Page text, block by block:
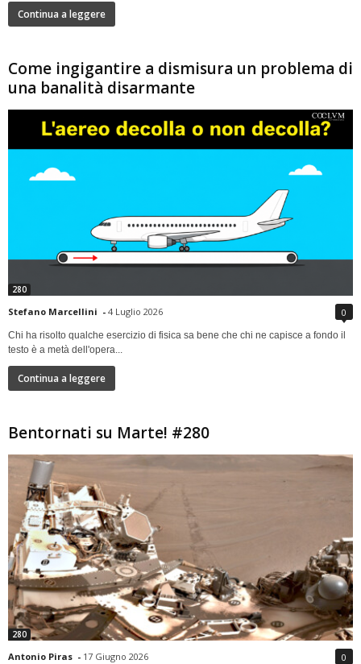
Continua a leggere
Come ingigantire a dismisura un problema di
una banalità disarmante
280
Stefano Marcellini - 4 Luglio 2026 0
Chi ha risolto qualche esercizio di fisica sa bene che chi ne capisce a fondo il
testo è a metà dell'opera...
Continua a leggere
Bentornati su Marte! #280
280
Antonio Piras - 17 Giugno 2026 0